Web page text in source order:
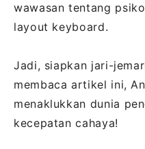
wawasan tentang
layout keyboard.
Jadi, siapkan jari-
membaca artikel ini,
menaklukkan dunia
kecepatan cahaya!